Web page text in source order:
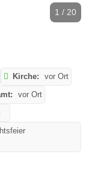
1 / 20
Kirche:
vor Ort
vor Ort